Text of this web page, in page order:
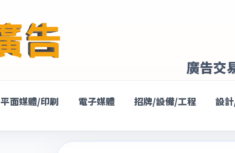
廣告交
平面媒體/印刷 電子媒體 招牌/設備/工程 設